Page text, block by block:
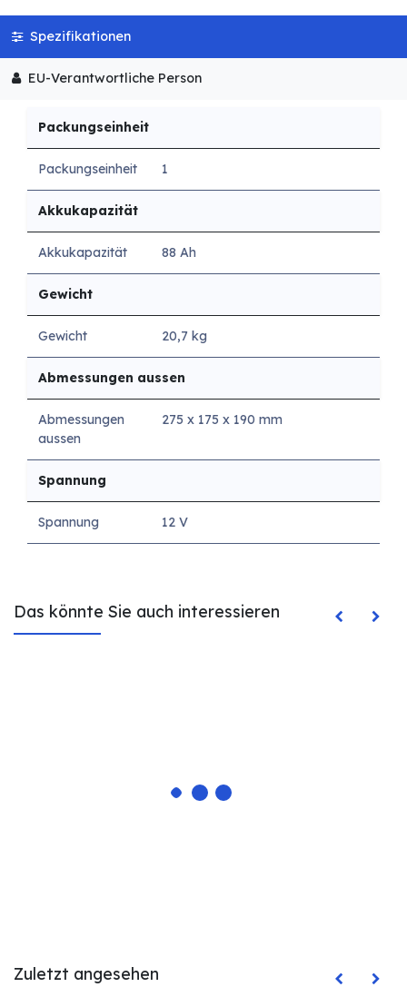
Spezifikationen
EU-Verantwortliche Person
Packungseinheit
Packungseinheit 1
Akkukapazität
Akkukapazität 88 Ah
Gewicht
Gewicht 20,7 kg
Abmessungen aussen
Abmessungen
aussen
275 x 175 x 190 mm
Spannung
Spannung 12 V
Das könnte Sie auch interessieren
Zuletzt angesehen